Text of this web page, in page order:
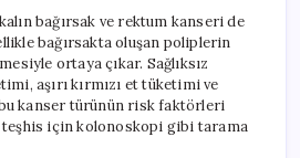
bağırsak ve rektum kanseri de
bağırsakta oluşan poliplerin
ortaya çıkar. Sağlıksız
aşırı kırmızı et tüketimi ve
kanser türünün risk faktörleri
teşhis için kolonoskopi gibi tarama